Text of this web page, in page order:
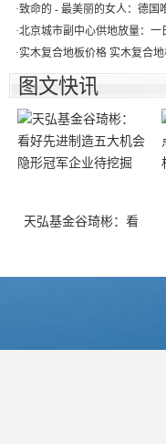
·致命的 - 最美丽的女人：德国
·北京城市副中心供地放量：一
·实木复合地板价格 实木复合
图文快讯
天弘基金谷琦彬：看